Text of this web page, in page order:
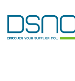
to
content